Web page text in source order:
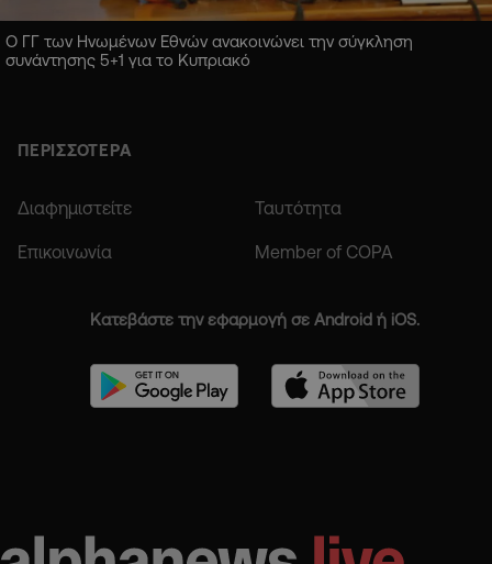
Ο ΓΓ των Ηνωμένων Εθνών ανακοινώνει την σύγκληση
συνάντησης 5+1 για το Κυπριακό
ΠΕΡΙΣΣΟΤΕΡΑ
Διαφημιστείτε Ταυτότητα
Επικοινωνία Member of COPA
Κατεβάστε την εφαρμογή σε Android ή iOS.